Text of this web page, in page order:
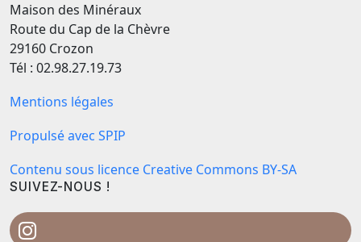
Maison des Minéraux
Route du Cap de la Chèvre
29160 Crozon
Tél : 02.98.27.19.73
Mentions légales
Propulsé avec SPIP
Contenu sous licence Creative Commons BY-SA
SUIVEZ-NOUS !